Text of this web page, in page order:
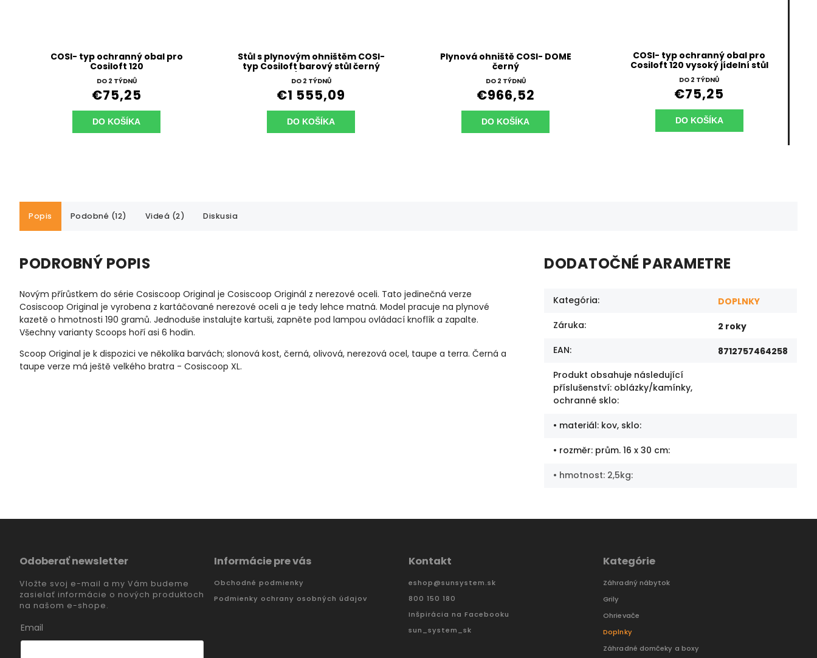
COSI- typ ochranný obal pro
Cosiloft 120
DO 2 TÝDNŮ
€75,25
DO KOŠÍKA
Stůl s plynovým ohništěm COSI-
typ Cosiloft barový stůl černý
rám / deska teak
DO 2 TÝDNŮ
€1 555,09
DO KOŠÍKA
Plynová ohniště COSI- DOME
černý
DO 2 TÝDNŮ
€966,52
DO KOŠÍKA
COSI- typ ochranný obal pro
Cosiloft 120 vysoký jídelní stůl
DO 2 TÝDNŮ
€75,25
DO KOŠÍKA
Popis Podobné (12) Videá (2) Diskusia
PODROBNÝ POPIS
Novým přírůstkem do série Cosiscoop Original je Cosiscoop Originál z nerezové oceli. Tato jedinečná verze
Cosiscoop Original je vyrobena z kartáčované nerezové oceli a je tedy lehce matná. Model pracuje na plynové
kazetě o hmotnosti 190 gramů. Jednoduše instalujte kartuši, zapněte pod lampou ovládací knoflík a zapalte.
Všechny varianty Scoops hoří asi 6 hodin.
Scoop Original je k dispozici ve několika barvách; slonová kost, černá, olivová, nerezová ocel, taupe a terra. Černá a
taupe verze má ještě velkého bratra - Cosiscoop XL.
DODATOČNÉ PARAMETRE
Kategória:
DOPLNKY
Záruka:
2 roky
EAN:
8712757464258
Produkt obsahuje následující
příslušenství: oblázky/kamínky,
ochranné sklo:
• materiál: kov, sklo:
• rozměr: prům. 16 x 30 cm:
• hmotnost: 2,5kg:
Odoberať newsletter
Vložte svoj e-mail a my Vám budeme
zasielať informácie o nových produktoch
na našom e-shope.
Email
Informácie pre vás
Obchodné podmienky
Podmienky ochrany osobných údajov
Kontakt
eshop@sunsystem.sk
800 150 180
Inšpirácia na Facebooku
sun_system_sk
Kategórie
Záhradný nábytok
Grily
Ohrievače
Doplnky
Záhradné domčeky a boxy